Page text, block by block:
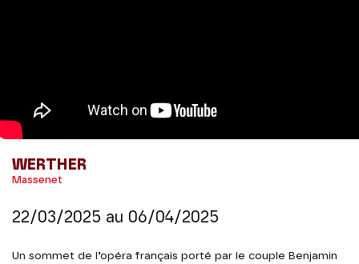
WERTHER
Massenet
22/03/2025 au 06/04/2025
Un sommet de l’opéra français porté par le couple Benjamin